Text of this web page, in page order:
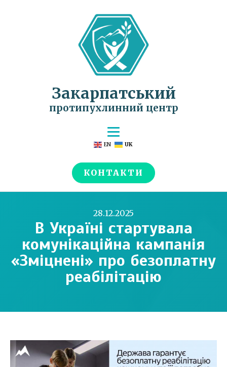
Закарпатський
протипухлинний центр
EN UK
КОНТАКТИ
28.12.2025
В Україні стартувала
комунікаційна кампанія
«Зміцнені» про безоплатну
реабілітацію